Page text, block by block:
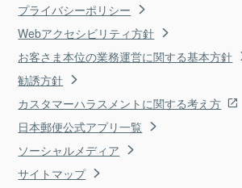
プライバシーポリシー
Webアクセシビリティ方針
お客さま本位の業務運営に関する基本方針
勧誘方針
カスタマーハラスメントに関する考え方
日本郵便公式アプリ一覧
ソーシャルメディア
サイトマップ